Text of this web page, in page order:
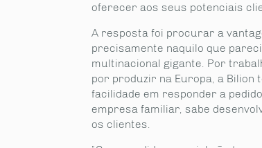
oferecer aos seus potenciais
A resposta foi procurar a
precisamente naquilo que
multinacional gigante. Por
por produzir na Europa, a Bilion
facilidade em responder a
empresa familiar, sabe
os clientes.